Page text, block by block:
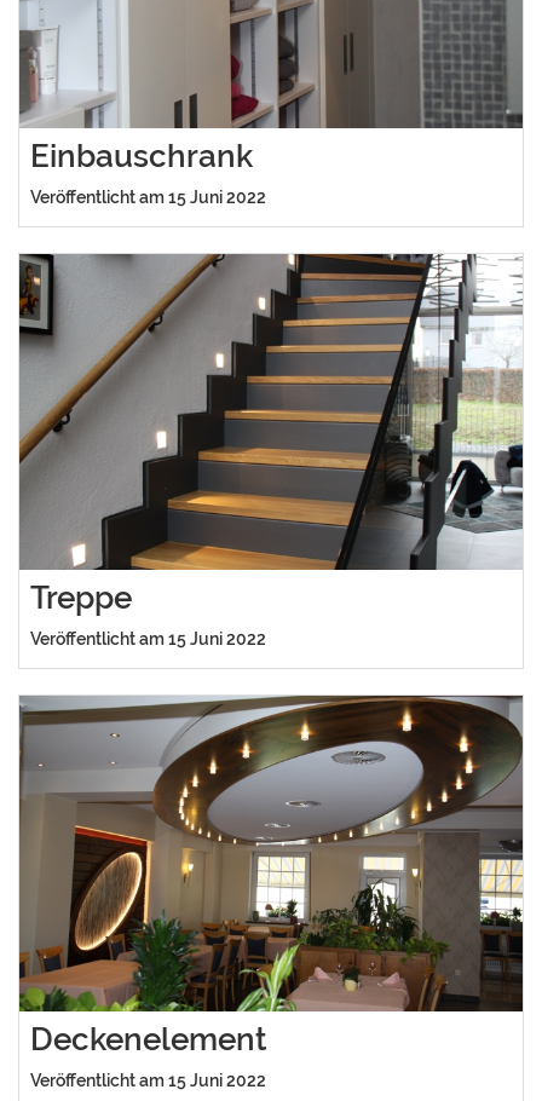
Einbauschrank
Veröffentlicht am 15 Juni 2022
Treppe
Veröffentlicht am 15 Juni 2022
Deckenelement
Veröffentlicht am 15 Juni 2022